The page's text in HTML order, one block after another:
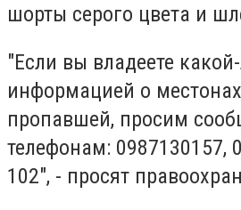
шорты серого цвета и
"Если вы владеете
информацией о
пропавшей, просим
телефонам: 0987130157,
102", - просят